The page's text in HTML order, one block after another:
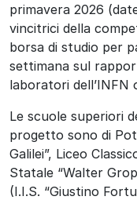
primavera 2026
vincitrici della
borsa di studio per
settimana sul
laboratori dell’INFN
Le scuole superiori
progetto sono di
Galilei”, Liceo
Statale “Walter
(I.I.S. “Giustino